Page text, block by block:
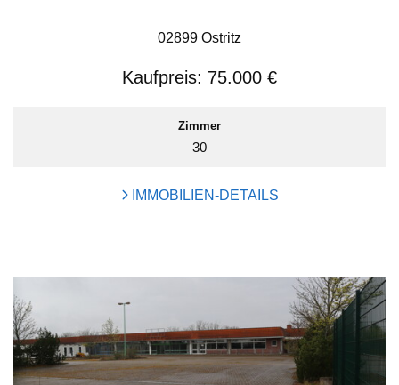
02899 Ostritz
Kaufpreis: 75.000 €
Zimmer
30
IMMOBILIEN-DETAILS